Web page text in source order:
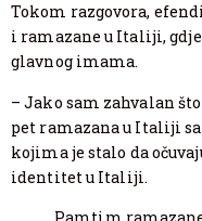
Tokom razgovora,
i ramazane u Italiji,
glavnog imama.
– Jako sam zahvalan
pet ramazana u Italiji
kojima je stalo da
identitet u Italiji.